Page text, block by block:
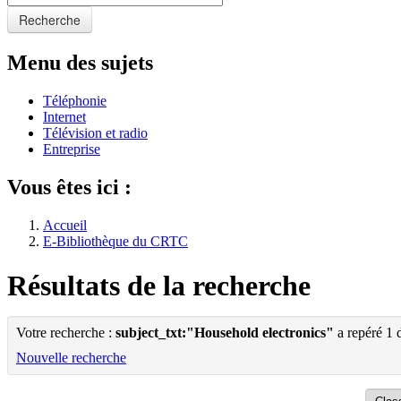
Recherche
Menu des sujets
Téléphonie
Internet
Télévision et radio
Entreprise
Vous êtes ici :
Accueil
E-Bibliothèque du CRTC
Résultats de la recherche
Votre recherche : subject_txt:"Household electronics" a repéré 1
Nouvelle recherche